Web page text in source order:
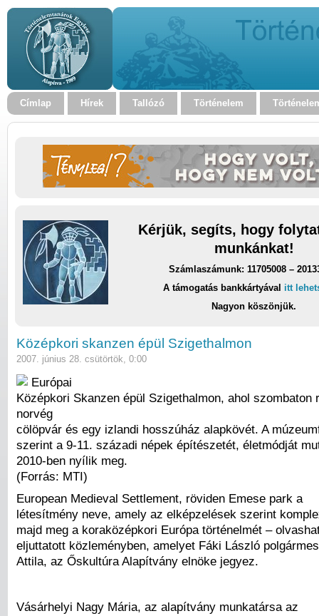
Címlap Hírek Tallózó Történelem
Kérjük, segíts, hogy
munkánkat!
Számlaszámunk: 11705008 –
A támogatás bankkártyával itt
Nagyon köszönjük.
Középkori skanzen épül Szigethalmon
2007. június 28. csütörtök, 0:00
Európai
Középkori Skanzen épül Szigethalmon, ahol szombaton
norvég
cölöpvár és egy izlandi hosszúház alapkövét. A
szerint a 9-11. századi népek építészetét, életmódját
2010-ben nyílik meg.
(Forrás: MTI)
European Medieval Settlement, röviden Emese park a
létesítmény neve, amely az elképzelések szerint
majd meg a koraközépkori Európa történelmét –
eljuttatott közleményben, amelyet Fáki László
Attila, az Őskultúra Alapítvány elnöke jegyez.
Vásárhelyi Nagy Mária, az alapítvány munkatársa az